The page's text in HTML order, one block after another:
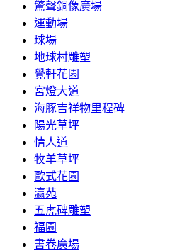
驚聲銅像廣場
運動場
球場
地球村雕塑
覺軒花園
宮燈大道
海豚吉祥物里程碑
陽光草坪
情人道
牧羊草坪
歐式花園
瀛苑
五虎碑雕塑
福園
書卷廣場